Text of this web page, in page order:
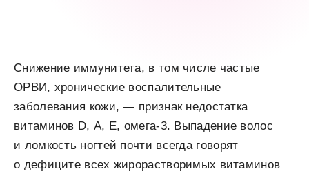
Снижение иммунитета, в том числе частые
ОРВИ, хронические воспалительные
заболевания кожи, — признак недостатка
витаминов D, А, Е, омега-3. Выпадение волос
и ломкость ногтей почти всегда говорят
о дефиците всех жирорастворимых витаминов